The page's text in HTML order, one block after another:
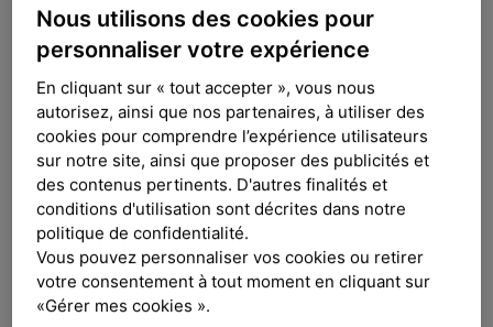
Sophie Tuszynski, Editions Eyrolles, février
2017
Que font les 10 millions de malades
? Vivre et travailler avec une maladie
chronique, Dominique Lhuilier,Anne-Marie
Waser ; CollectionClinique du travail ,
février 2016
Vivre après un cancer – Favoriser le soin
de soi, Jean-Christophe Mino – Céline
Lefève, Edition Dunod, Collection : santé
sociale, 2016
L’aide aux aidants – A l’aide ! Concepts,
Nous utilisons des cookies pour
personnaliser votre expérience
En cliquant sur « tout accepter », vous nous
autorisez, ainsi que nos partenaires, à utiliser des
cookies pour comprendre l’expérience utilisateurs
sur notre site, ainsi que proposer des publicités et
des contenus pertinents. D'autres finalités et
conditions d'utilisation sont décrites dans notre
politique de confidentialité.
Vous pouvez personnaliser vos cookies ou retirer
votre consentement à tout moment en cliquant sur
«Gérer mes cookies ».